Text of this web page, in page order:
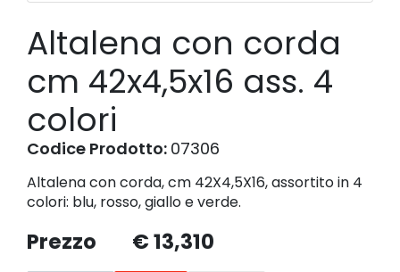
Altalena con corda
cm 42x4,5x16 ass. 4
colori
Codice Prodotto: 07306
Altalena con corda, cm 42X4,5X16, assortito in 4
colori: blu, rosso, giallo e verde.
Prezzo € 13,310